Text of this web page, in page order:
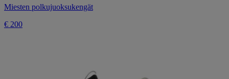
Miesten polkujuoksukengät
€ 200